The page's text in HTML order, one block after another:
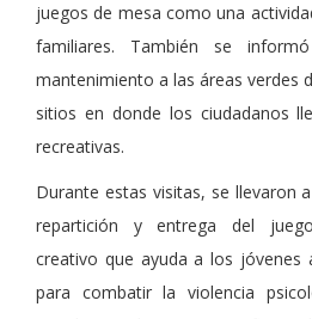
juegos de mesa como una
familiares. También se
mantenimiento a las áreas verdes
sitios en donde los ciudadanos
recreativas.
Durante estas visitas, se llevaron
repartición y entrega del juego
creativo que ayuda a los jóvenes
para combatir la violencia